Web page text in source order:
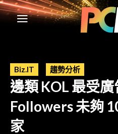
Biz.IT 趨勢分析
邊類 KOL 最受
Followers 未夠
家